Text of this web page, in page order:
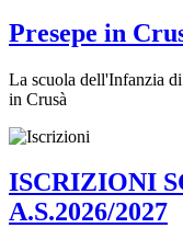
Presepe in
La scuola dell'Infanzia
in Crusà
ISCRIZIONI
A.S.2026/2027